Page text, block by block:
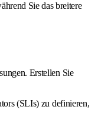
Sie das breitere
Erstellen Sie
(SLIs) zu definieren,